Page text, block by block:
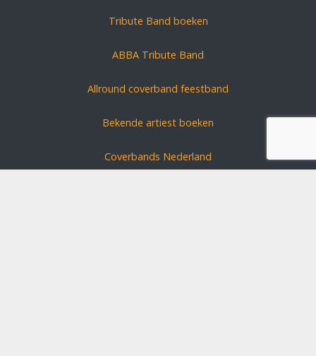
Tribute Band boeken
ABBA Tribute Band
Allround coverband feestband
Bekende artiest boeken
Coverbands Nederland